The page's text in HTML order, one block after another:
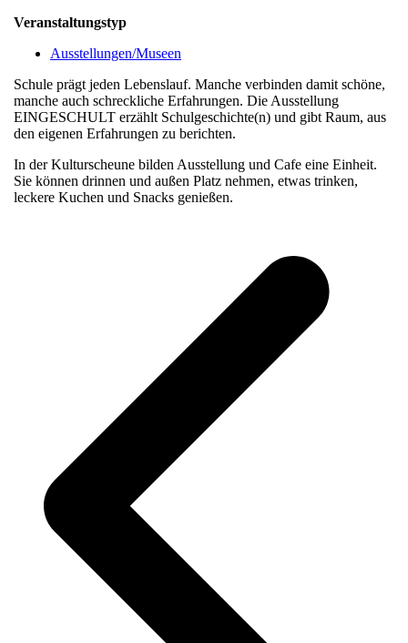
Veranstaltungstyp
Ausstellungen/Museen
Schule prägt jeden Lebenslauf. Manche verbinden damit schöne,
manche auch schreckliche Erfahrungen. Die Ausstellung
EINGESCHULT erzählt Schulgeschichte(n) und gibt Raum, aus
den eigenen Erfahrungen zu berichten.
In der Kulturscheune bilden Ausstellung und Cafe eine Einheit.
Sie können drinnen und außen Platz nehmen, etwas trinken,
leckere Kuchen und Snacks genießen.